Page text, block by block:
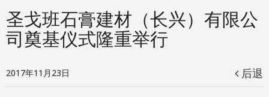
圣戈班石膏建材（长兴）有限公
司奠基仪式隆重举行
2017年11月23日 后退